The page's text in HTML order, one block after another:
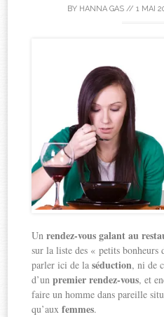
BY HANNA GAS // 1 MAI
Unrendez-vous galant au
sur la liste des « petits bonheurs
parler ici de laséduction, ni de
d’unpremier rendez-vous, et
faire un homme dans pareille
qu’auxfemmes.